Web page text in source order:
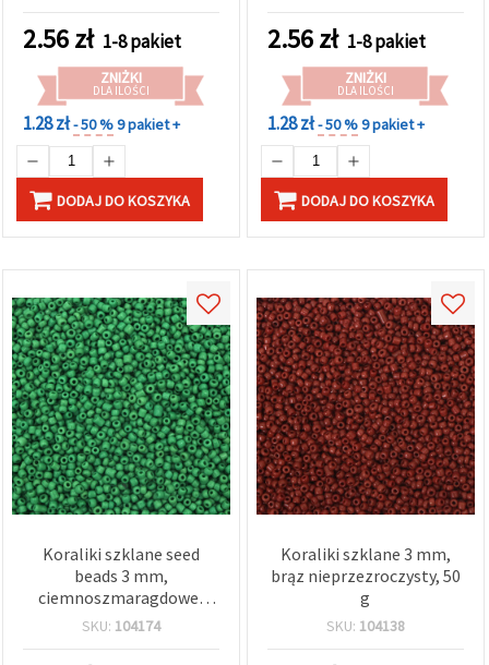
2.56zł 1-8 pakiet
ZNIŻKI
DLA ILOŚCI
1.28 zł- 50 %9 pakiet +
DODAJ DO KOSZYKA
2.56zł 1-8 pakiet
ZNIŻKI
DLA ILOŚCI
1.28 zł- 50 %9 pakiet +
DODAJ DO KOSZYKA
Koraliki szklane seed
beads 3 mm,
ciemnoszmaragdowe,
opakowanie 50 g, do
SKU: 104174
Koraliki szklane 3 mm,
brąz nieprzezroczysty, 50
g
SKU: 104138